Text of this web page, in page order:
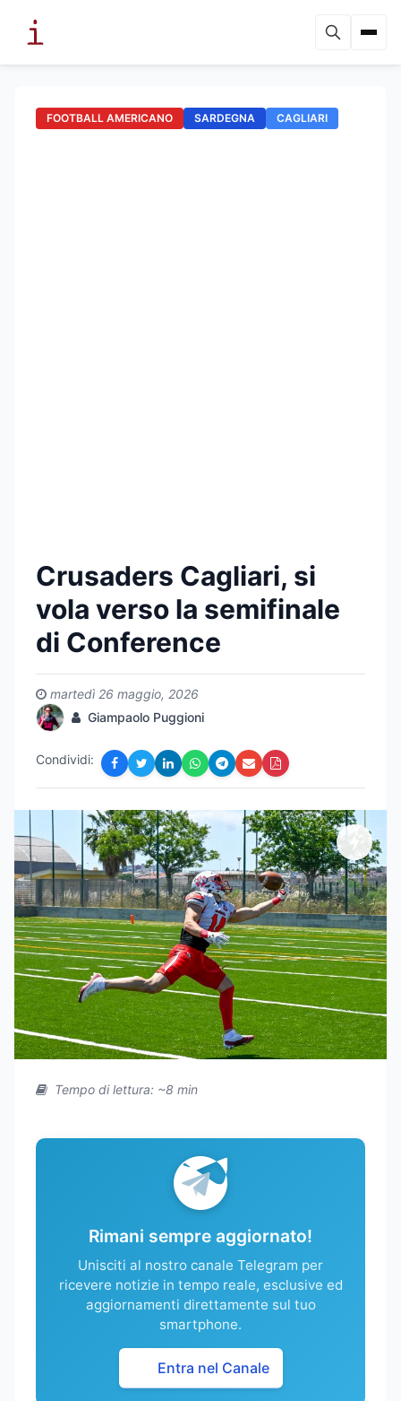
FOOTBALL AMERICANO SARDEGNA CAGLIARI
Crusaders Cagliari, si
vola verso la semifinale
di Conference
martedì 26 maggio, 2026
Giampaolo Puggioni
Condividi:
Tempo di lettura: ~8 min
Rimani sempre aggiornato!
Unisciti al nostro canale Telegram per
ricevere notizie in tempo reale, esclusive ed
aggiornamenti direttamente sul tuo
smartphone.
Entra nel Canale